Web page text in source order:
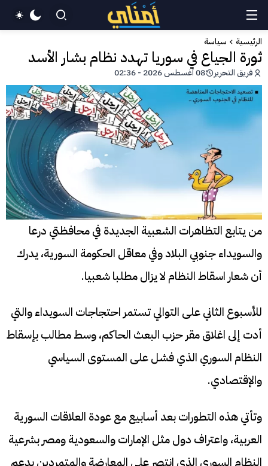
الرئيسية سياسة
ثورة الجياع في سوريا تهدد نظام بشار الأسد
فريق التحرير 08 أغسطس 2026 - 02:36
من يتابع التظاهرات الشعبية الجديدة في محافظتي درعا
والسويداء جنوبي البلاد وفي معاقل الحكومة السورية، يدرك
أن شعار اسقاط النظام لا يزال مطلبا شعبيا.
للأسبوع الثاني على التوالي تستمر احتجاجات السويداء والتي
أدت إلى اغلاق مقر حزب البعث الحاكم، وسط مطالب بإسقاط
النظام السوري الذي فشل على المستوى السياسي
والإقتصادي.
وتأتي هذه التطورات بعد أسابيع مع عودة العلاقات السورية
العربية، واعتراف دول مثل الإمارات والسعودية ومصر بشرعية
النظام السوري الذي انتصر على المعارضة والمتمردين بدعم